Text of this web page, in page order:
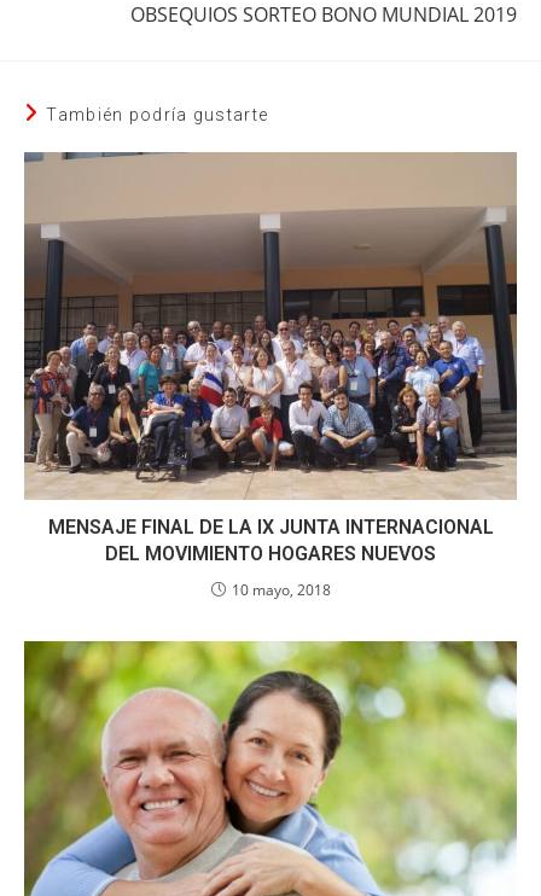
OBSEQUIOS SORTEO BONO MUNDIAL 2019
También podría gustarte
MENSAJE FINAL DE LA IX JUNTA INTERNACIONAL
DEL MOVIMIENTO HOGARES NUEVOS
10 mayo, 2018